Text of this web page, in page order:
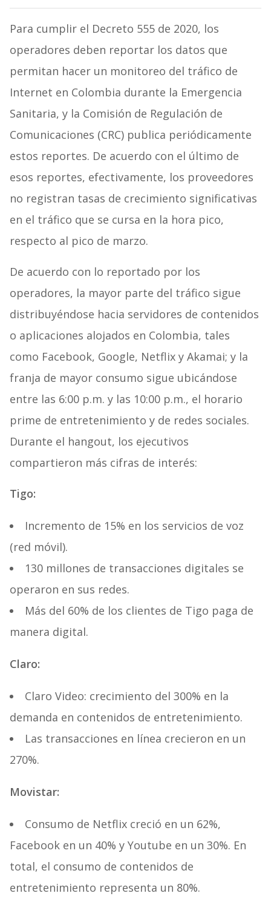
Para cumplir el Decreto 555 de 2020, los
operadores deben reportar los datos que
permitan hacer un monitoreo del tráfico de
Internet en Colombia durante la Emergencia
Sanitaria, y la Comisión de Regulación de
Comunicaciones (CRC) publica periódicamente
estos reportes. De acuerdo con el último de
esos reportes, efectivamente, los proveedores
no registran tasas de crecimiento significativas
en el tráfico que se cursa en la hora pico,
respecto al pico de marzo.
De acuerdo con lo reportado por los
operadores, la mayor parte del tráfico sigue
distribuyéndose hacia servidores de contenidos
o aplicaciones alojados en Colombia, tales
como Facebook, Google, Netflix y Akamai; y la
franja de mayor consumo sigue ubicándose
entre las 6:00 p.m. y las 10:00 p.m., el horario
prime de entretenimiento y de redes sociales.
Durante el hangout, los ejecutivos
compartieron más cifras de interés:
Tigo:
Incremento de 15% en los servicios de voz
(red móvil).
130 millones de transacciones digitales se
operaron en sus redes.
Más del 60% de los clientes de Tigo paga de
manera digital.
Claro:
Claro Video: crecimiento del 300% en la
demanda en contenidos de entretenimiento.
Las transacciones en línea crecieron en un
270%.
Movistar:
Consumo de Netflix creció en un 62%,
Facebook en un 40% y Youtube en un 30%. En
total, el consumo de contenidos de
entretenimiento representa un 80%.